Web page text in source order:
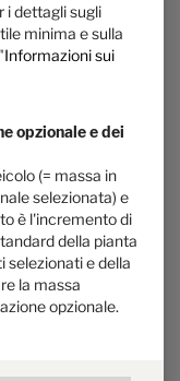
i dettagli sugli
minima e sulla
Informazioni sui
opzionale e dei
(= massa in
selezionata) e
è l'incremento di
della pianta
selezionati e della
la massa
opzionale.